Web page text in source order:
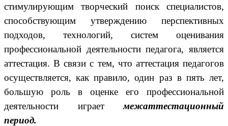
стимулирующим творческий поиск специалистов,
способствующим утверждению перспективных
подходов, технологий, систем оценивания
профессиональной деятельности педагога, является
аттестация. В связи с тем, что аттестация педагогов
осуществляется, как правило, один раз в пять лет,
большую роль в оценке его профессиональной
деятельности играетмежаттестационный
период.